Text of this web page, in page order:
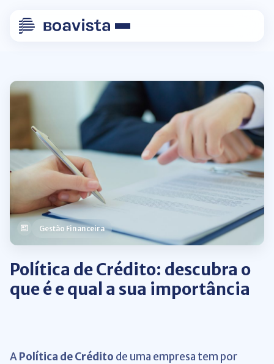
Gestão Financeira
Política de Crédito: descubra o
que é e qual a sua importância
APolítica de Crédito de uma empresa tem por